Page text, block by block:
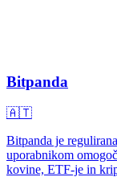
Bitpanda
🇦🇹
Bitpanda je
uporabnikom
kovine, ETF-je in